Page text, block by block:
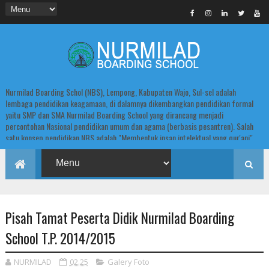
Nurmilad Boarding Schol (NBS), Lempong, Kabupaten Wajo, Sul-sel adalah
lembaga pendidikan keagamaan, di dalamnya dikembangkan pendidikan formal
yaitu SMP dan SMA Nurmilad Boarding School yang dirancang menjadi
percontohan Nasional pendidikan umum dan agama (berbasis pesantren). Salah
satu konsep pendidikan NBS adalah "Membentuk insan intelektual yang qur'ani".
Pisah Tamat Peserta Didik Nurmilad Boarding
School T.P. 2014/2015
NURMILAD 02.25 Galery Foto